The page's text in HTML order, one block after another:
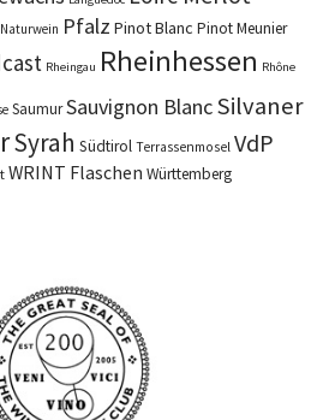
Naturwein Pfalz Pinot Blanc Pinot Meunier
Rheingau Rheinhessen Rhône
SaumurSauvignon BlancSilvaner
Syrah Südtirol Terrassenmosel VdP
WRINT Flaschen Württemberg